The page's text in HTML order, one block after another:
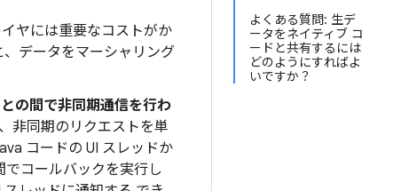
よくある質問: 生デ
ータをネイティブ コ
ードと共有するには
どのようにすればよ
いですか？
ヤには重要なコストがか
データをマーシャリング
の間で非同期通信を行わ
非同期のリクエストを単
コードの UI スレッドか
コールバックを実行し